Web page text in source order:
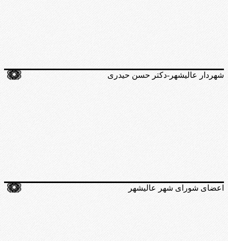
شهردار عالیشهر-دکتر حسن حیدری
اعضای شورای شهر عالیشهر